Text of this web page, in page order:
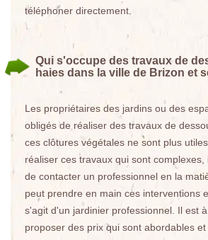
téléphoner directement.
Qui s'occupe des travaux de
haies dans la ville de Brizon et
Les propriétaires des jardins ou des
obligés de réaliser des travaux de
ces clôtures végétales ne sont plus
réaliser ces travaux qui sont complexes,
de contacter un professionnel en la
peut prendre en main ces interventions
s'agit d'un jardinier professionnel. Il est
proposer des prix qui sont abordables